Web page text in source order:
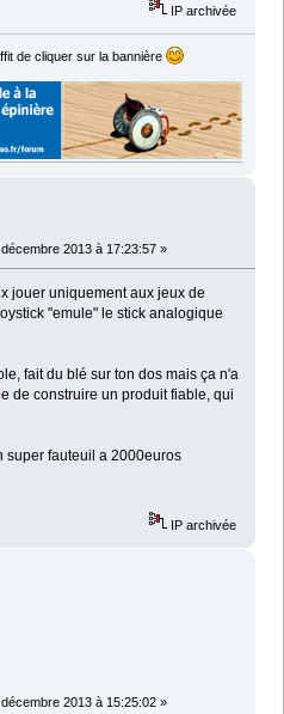
IP archivée
de cliquer sur la bannière
2013 à 17:23:57 »
jouer uniquement aux jeux de
"emule" le stick analogique
fait du blé sur ton dos mais ça n'a
de construire un produit fiable, qui
super fauteuil a 2000euros
IP archivée
2013 à 15:25:02 »